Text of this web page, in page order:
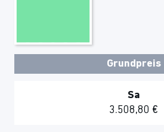
Grundpreis
Sa
3.508,80 €